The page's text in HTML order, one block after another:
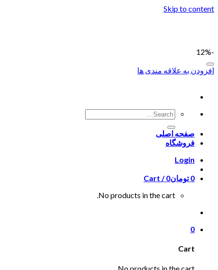
Skip to content
صفحه اصلی
فروشگاه
Login
Cart /
تومان0
0
No products in the cart.
0
Cart
No products in the cart.
-12%
افزودن به علاقه مندی ها